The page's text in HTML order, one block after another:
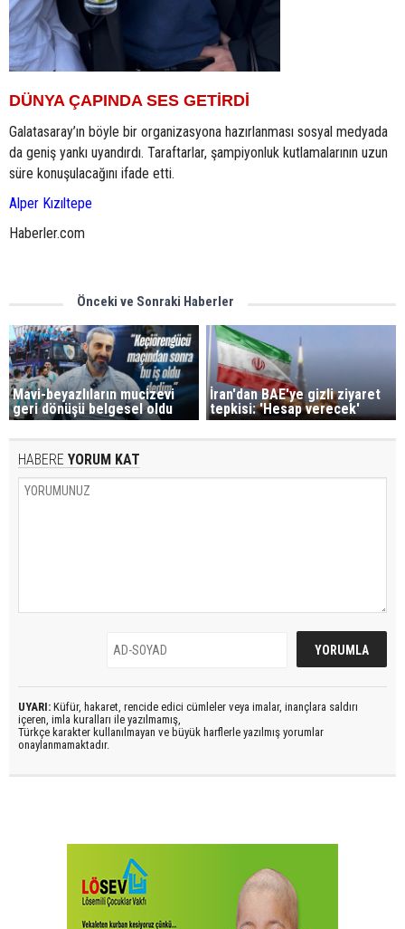
DÜNYA ÇAPINDA SES GETİRDİ
Galatasaray’ın böyle bir organizasyona hazırlanması sosyal medyada
da geniş yankı uyandırdı. Taraftarlar, şampiyonluk kutlamalarının uzun
süre konuşulacağını ifade etti.
Alper Kızıltepe
Haberler.com
Önceki ve Sonraki Haberler
Mavi-beyazlıların mucizevi
geri dönüşü belgesel oldu
İran'dan BAE'ye gizli ziyaret
tepkisi: 'Hesap verecek'
HABERE YORUM KAT
UYARI: Küfür, hakaret, rencide edici cümleler veya imalar, inançlara saldırı
içeren, imla kuralları ile yazılmamış,
Türkçe karakter kullanılmayan ve büyük harflerle yazılmış yorumlar
onaylanmamaktadır.